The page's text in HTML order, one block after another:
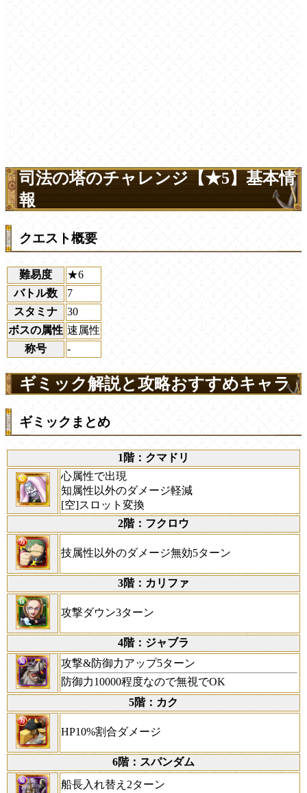
司法の塔のチャレンジ【★5】基本情
報
クエスト概要
難易度
★6
バトル数
7
スタミナ
30
ボスの属性 速属性
称号
-
ギミック解説と攻略おすすめキャラ
ギミックまとめ
1階：クマドリ
心属性で出現
知属性以外のダメージ軽減
[空]スロット変換
2階：フクロウ
技属性以外のダメージ無効5ターン
3階：カリファ
攻撃ダウン3ターン
4階：ジャブラ
攻撃&防御力アップ5ターン
防御力10000程度なので無視でOK
5階：カク
HP10%割合ダメージ
6階：スパンダム
船長入れ替え2ターン